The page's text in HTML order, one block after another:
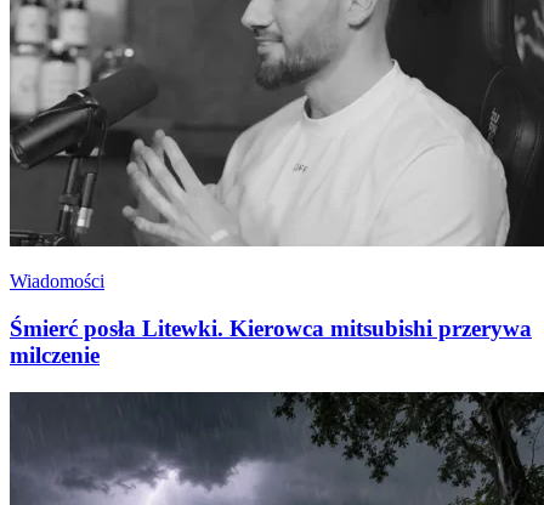
Wiadomości
Śmierć posła Litewki. Kierowca mitsubishi przerywa
milczenie